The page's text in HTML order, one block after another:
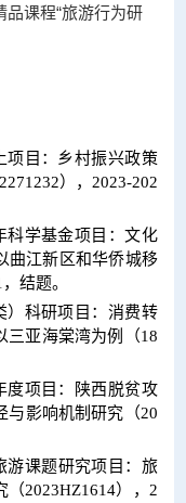
课程“旅游行为研
项目：乡村振兴政策
），2023-202
科学基金项目：文化
江新区和华侨城移
结题。
）科研项目：消费转
亚海棠湾为例（18
度项目：陕西脱贫攻
与影响机制研究（20
游课题研究项目：旅
（2023HZ1614），2